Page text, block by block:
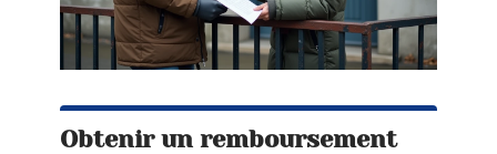
Obtenir un remboursement